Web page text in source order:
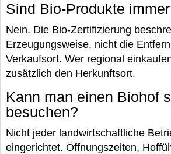
Sind Bio-Produkte
Nein. Die Bio-Zertifizierung
Erzeugungsweise, nicht die
Verkaufsort. Wer regional
zusätzlich den Herkunftsort.
Kann man einen Biohof
besuchen?
Nicht jeder landwirtschaftliche
eingerichtet. Öffnungszeiten,